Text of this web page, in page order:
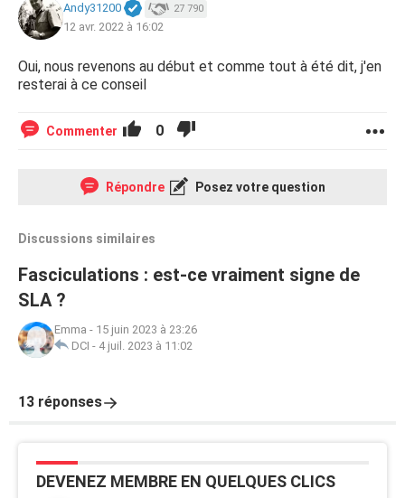
Andy31200 27 790
12 avr. 2022 à 16:02
Oui, nous revenons au début et comme tout à été dit, j'en
resterai à ce conseil
Commenter 0
Répondre Posez votre question
Discussions similaires
Fasciculations : est-ce vraiment signe de
SLA ?
Emma - 15 juin 2023 à 23:26
DCI - 4 juil. 2023 à 11:02
13 réponses
DEVENEZ MEMBRE EN QUELQUES CLICS